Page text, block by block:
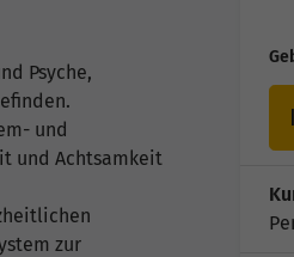
Psyche,
und
und Achtsamkeit
zur